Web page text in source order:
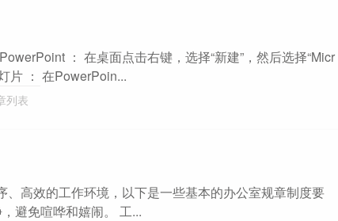
： 在桌面点击右键，选择“新建”，然后选择“Micr
片 ： 在PowerPoin...
列表
高效的工作环境，以下是一些基本的办公室规章制度要
避免喧哗和嬉闹。 工...